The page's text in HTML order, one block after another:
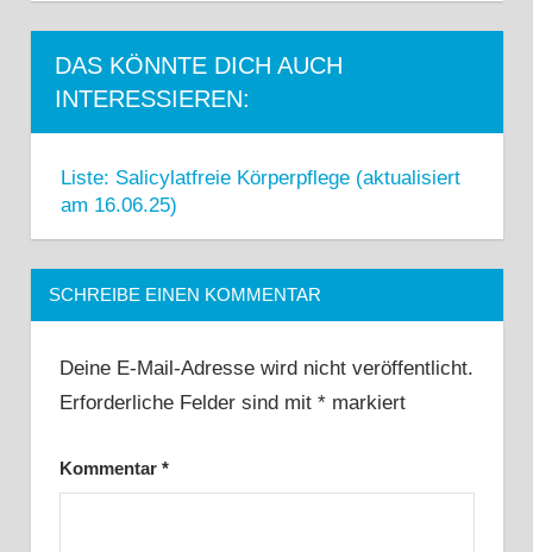
DAS KÖNNTE DICH AUCH
INTERESSIEREN:
Liste: Salicylatfreie Körperpflege (aktualisiert
am 16.06.25)
SCHREIBE EINEN KOMMENTAR
Deine E-Mail-Adresse wird nicht veröffentlicht.
Erforderliche Felder sind mit *markiert
Kommentar *